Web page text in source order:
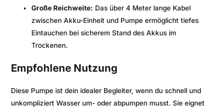
Große Reichweite: Das über 4 Meter lange Kabel
zwischen Akku-Einheit und Pumpe ermöglicht tiefes
Eintauchen bei sicherem Stand des Akkus im
Trockenen.
Empfohlene Nutzung
Diese Pumpe ist dein idealer Begleiter, wenn du schnell und
unkompliziert Wasser um- oder abpumpen musst. Sie eignet